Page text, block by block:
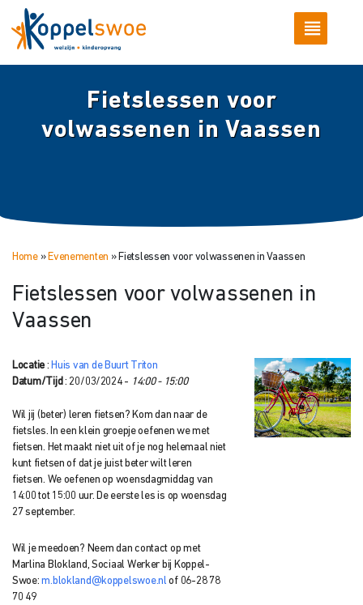
Fietslessen voor
volwassenen in Vaassen
Home» Evenementen » Fietslessen voor volwassenen in Vaassen
Fietslessen voor volwassenen in
Vaassen
Locatie : Huis van de Buurt Triton
Datum/Tijd : 20/03/2024 - 14:00 - 15:00
Wil jij (beter) leren fietsen? Kom dan naar de
fietsles. In een klein groepje oefenen we met
fietsen. Het maakt niet uit of je nog helemaal niet
kunt fietsen of dat je juist beter wilt leren
fietsen. We oefenen op woensdagmiddag van
14:00 tot 15:00 uur. De eerste les is op woensdag
27 september.
Wil je meedoen? Neem dan contact op met
Marlina Blokland, Sociaal Werker bij Koppel-
Swoe:m.blokland@koppelswoe.nl of 06-28 78
70 49